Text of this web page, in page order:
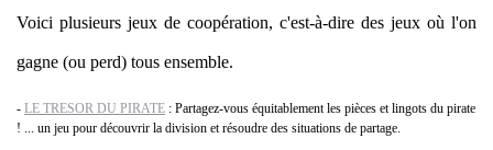
Voici plusieurs jeux de coopération, c'est-à-dire des jeux où l'on
gagne (ou perd) tous ensemble.
- LE TRESOR DU PIRATE : Partagez-vous équitablement les pièces et lingots du pirate
! ... un jeu pour découvrir la division et résoudre des situations de partage.